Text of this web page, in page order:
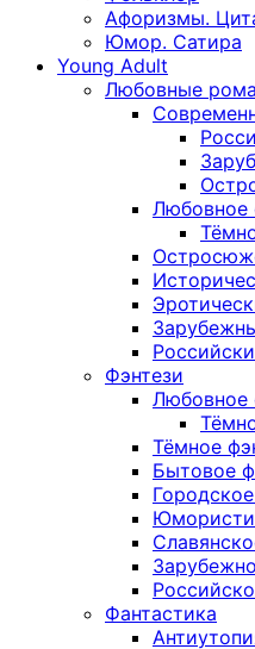
Афоризмы.
Юмор. Сатира
Young Adult
Любовные
Любовное
Фэнтези
Любовное
Тёмное
Бытовое
Фантастика